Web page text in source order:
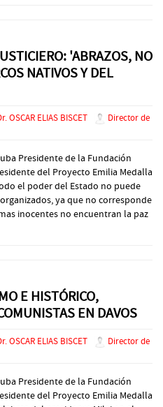
'ABRAZOS, NO
NATIVOS Y DEL
OSCAR ELIAS BISCET
Director de
Presidente de la Fundación
del Proyecto Emilia Medalla
el poder del Estado no puede
ya que no corresponde
inocentes no encuentran la paz
E HISTÓRICO,
EN DAVOS
OSCAR ELIAS BISCET
Director de
Presidente de la Fundación
del Proyecto Emilia Medalla